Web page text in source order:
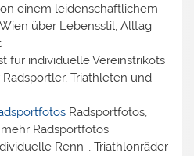
einem leidenschaftlichem
über Lebensstil, Alltag
für individuelle Vereinstrikots
Triathleten und
Radsportfotos,
Radsportfotos
Renn-, Triathlonräder